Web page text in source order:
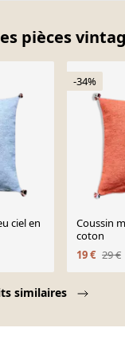
pièces
similaires
ciel en
-34%
Coussin
coton
19 € 29 €